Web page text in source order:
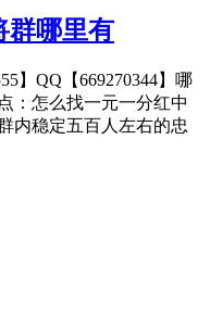
群哪里有
】QQ【669270344】哪
：怎么找一元一分红中
内稳定五百人左右的忠